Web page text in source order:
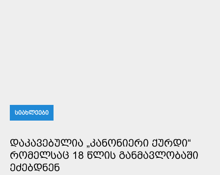
ᲡᲘᲐᲮᲚᲔᲔᲑᲘ
ᲓᲐᲙᲐᲕᲔᲑᲣᲚᲘᲐ „ᲙᲐᲜᲝᲜᲘᲔᲠᲘ ᲥᲣᲠᲓᲘ“
ᲠᲝᲛᲔᲚᲡᲐᲪ 18 ᲬᲚᲘᲡ ᲒᲐᲜᲛᲐᲕᲚᲝᲑᲐᲨᲘ
ᲔᲫᲔᲑᲓᲜᲔᲜ